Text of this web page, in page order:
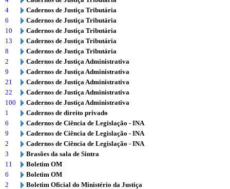
4
Cadernos de Justiça Tributária
6
Cadernos de Justiça Tributária
10
Cadernos de Justiça Tributária
13
Cadernos de Justiça Tributária
8
Cadernos de Justiça Tributária
2
Cadernos de Justiça Administrativa
9
Cadernos de Justiça Administrativa
21
Cadernos de Justiça Administrativa
22
Cadernos de Justiça Administrativa
100
Cadernos de Justiça Administrativa
1
Cadernos de direito privado
6
Cadernos de Ciência de Legislação - INA
9
Cadernos de Ciência de Legislação - INA
2
Cadernos de Ciência de Legislação - INA
3
Brasões da sala de Sintra
11
Boletim OM
6
Boletim OM
2
Boletim Oficial do Ministério da Justiça